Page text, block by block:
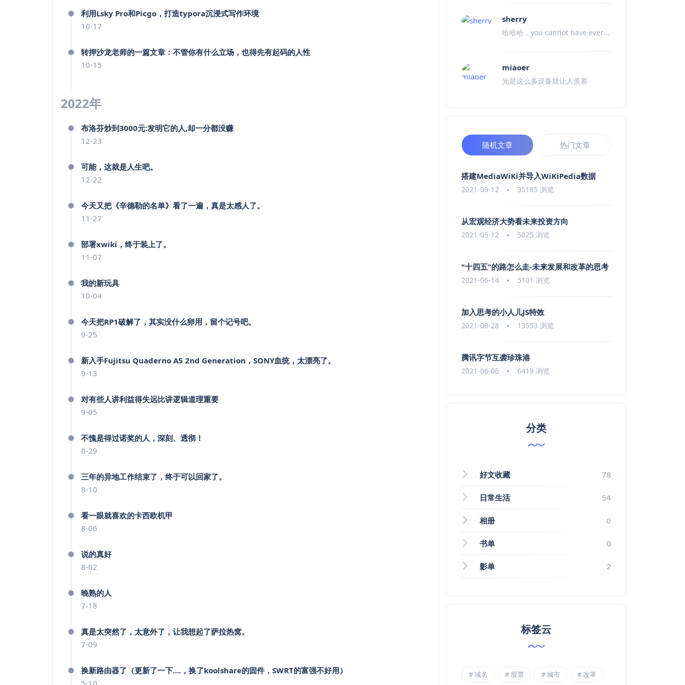
利用Lsky Pro和Picgo，打造typora沉浸式写作环境
10-17
转押沙龙老师的一篇文章：不管你有什么立场，也得先有起码的人性
10-15
2022年
布洛芬炒到3000元:发明它的人,却一分都没赚
12-23
可能，这就是人生吧。
12-22
今天又把《辛德勒的名单》看了一遍，真是太感人了。
11-27
部署xwiki，终于装上了。
11-07
我的新玩具
10-04
今天把RP1破解了，其实没什么卵用，留个记号吧。
9-25
新入手Fujitsu Quaderno A5 2nd Generation，SONY血统，太漂亮了。
9-13
对有些人讲利益得失远比讲逻辑道理重要
9-05
不愧是得过诺奖的人，深刻、透彻！
8-29
三年的异地工作结束了，终于可以回家了。
8-10
看一眼就喜欢的卡西欧机甲
8-06
说的真好
8-02
晚熟的人
7-18
真是太突然了，太意外了，让我想起了萨拉热窝。
7-09
换新路由器了（更新了一下....，换了koolshare的固件，SWRT的富强不好用）
5-10
sherry
哈哈哈，you cannot have everyt
miaoer
光是这么多设备就让人羡慕
随机文章 热门文章
搭建MediaWiKi并导入WiKiPedia数据
2021-09-12 35185 浏览
从宏观经济大势看未来投资方向
2021-05-12 5025 浏览
"十四五”的路怎么走-未来发展和改革的思考
2021-06-14 5101 浏览
加入思考的小人儿JS特效
2021-08-28 13553 浏览
腾讯字节互袭珍珠港
2021-06-06 6419 浏览
分类
好文收藏 78
日常生活 54
相册 0
书单 0
影单 2
标签云
域名 股票 城市 改革